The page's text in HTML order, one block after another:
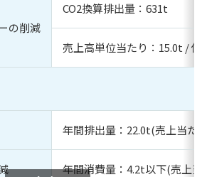
の削減
CO2換算排出量：631t
売上高単位当たり：15.0t / 億
年間排出量：22.0t(売上当た
年間消費量：4.2t以下(売上当